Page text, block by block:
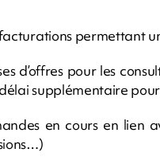
permettant
d’offres pour les
supplémentaire
en cours en lien